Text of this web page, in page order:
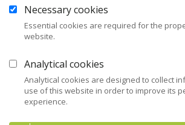
Izobraževanje je komplementarno
pridobitev potrdila o usposobljenosti za
sveta indrugim izobraževanjem ZNSs
Postanite član ZNS Prijava v
Necessary cookies
Essential cookies are required for the
website.
Analytical cookies
Analytical cookies are designed to collect
use of this website in order to improve its
experience.